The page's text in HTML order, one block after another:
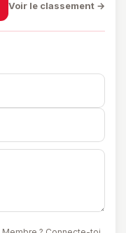
Voir le classement →